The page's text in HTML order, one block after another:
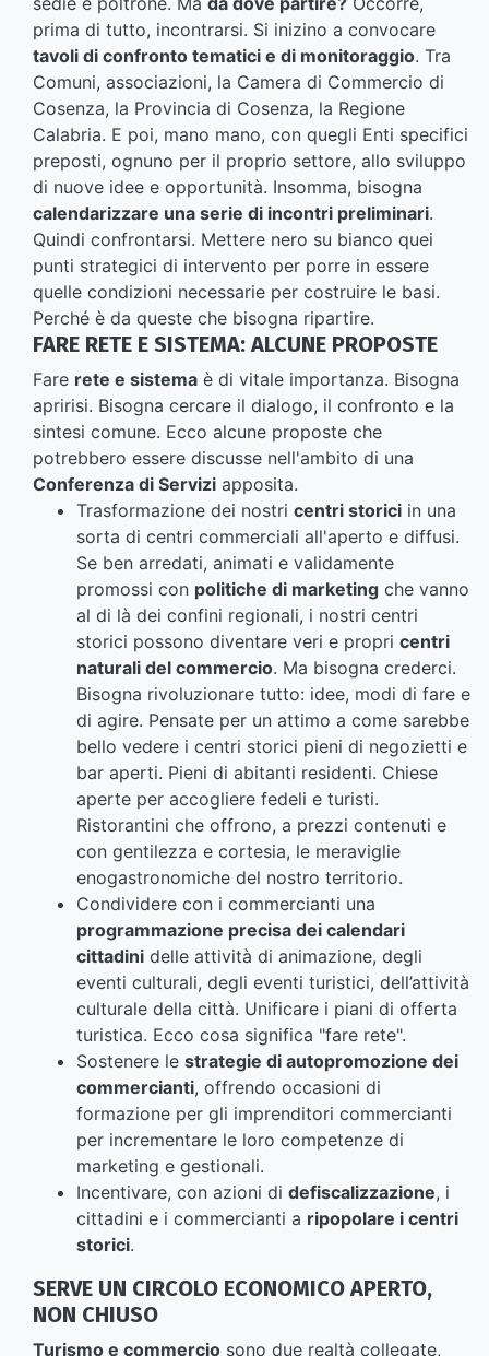
prima di tutto, incontrarsi. Si inizino a convocare
tavoli di confronto tematici e di monitoraggio. Tra
Comuni, associazioni, la Camera di Commercio di
Cosenza, la Provincia di Cosenza, la Regione
Calabria. E poi, mano mano, con quegli Enti specifici
preposti, ognuno per il proprio settore, allo sviluppo
di nuove idee e opportunità. Insomma, bisogna
calendarizzare una serie di incontri preliminari.
Quindi confrontarsi. Mettere nero su bianco quei
punti strategici di intervento per porre in essere
quelle condizioni necessarie per costruire le basi.
Perché è da queste che bisogna ripartire.
FARE RETE E SISTEMA: ALCUNE PROPOSTE
Fare rete e sistema è di vitale importanza. Bisogna
apririsi. Bisogna cercare il dialogo, il confronto e la
sintesi comune. Ecco alcune proposte che
potrebbero essere discusse nell'ambito di una
Conferenza di Servizi apposita.
Trasformazione dei nostri centri storici in una
sorta di centri commerciali all'aperto e diffusi.
Se ben arredati, animati e validamente
promossi con politiche di marketing che vanno
al di là dei confini regionali, i nostri centri
storici possono diventare veri e propri centri
naturali del commercio. Ma bisogna crederci.
Bisogna rivoluzionare tutto: idee, modi di fare e
di agire. Pensate per un attimo a come sarebbe
bello vedere i centri storici pieni di negozietti e
bar aperti. Pieni di abitanti residenti. Chiese
aperte per accogliere fedeli e turisti.
Ristorantini che offrono, a prezzi contenuti e
con gentilezza e cortesia, le meraviglie
enogastronomiche del nostro territorio.
Condividere con i commercianti una
programmazione precisa dei calendari
cittadini delle attività di animazione, degli
eventi culturali, degli eventi turistici, dell’attività
culturale della città. Unificare i piani di offerta
turistica. Ecco cosa significa "fare rete".
Sostenere le strategie di autopromozione dei
commercianti, offrendo occasioni di
formazione per gli imprenditori commercianti
per incrementare le loro competenze di
marketing e gestionali.
Incentivare, con azioni di defiscalizzazione, i
cittadini e i commercianti a ripopolare i centri
storici.
SERVE UN CIRCOLO ECONOMICO APERTO,
NON CHIUSO
Turismo e commercio sono due realtà collegate,